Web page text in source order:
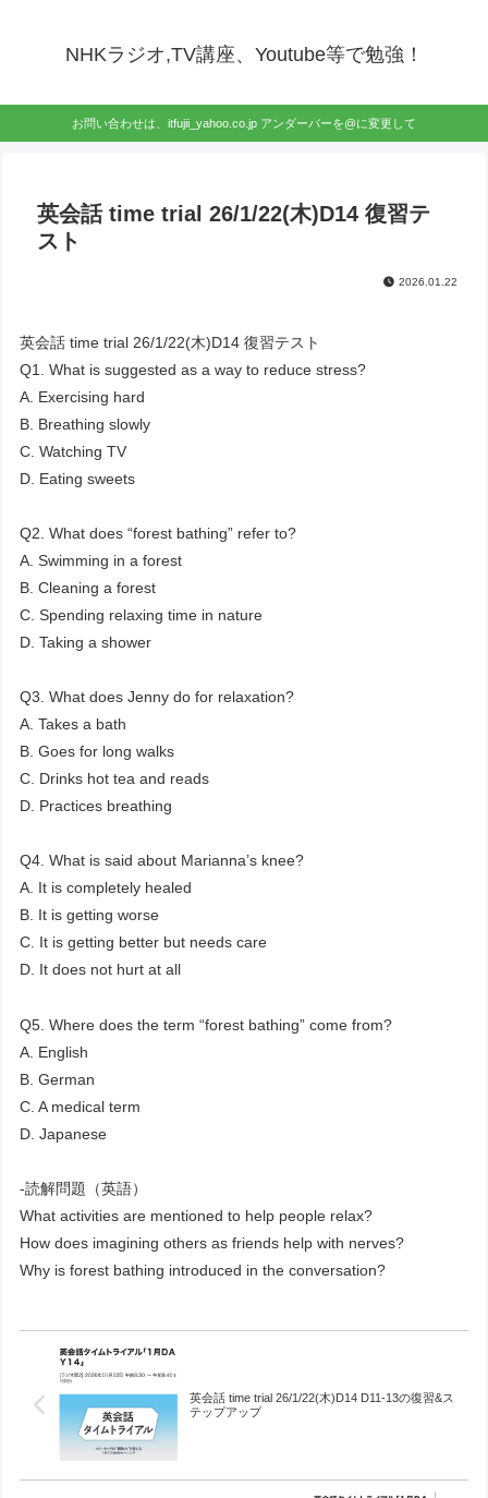
NHKラジオ,TV講座、Youtube等で勉強！
お問い合わせは、itfujii_yahoo.co.jp アンダーバーを@に変更して
英会話 time trial 26/1/22(木)D14 復習テ
スト
2026.01.22
英会話 time trial 26/1/22(木)D14 復習テスト
Q1. What is suggested as a way to reduce stress?
A. Exercising hard
B. Breathing slowly
C. Watching TV
D. Eating sweets
Q2. What does “forest bathing” refer to?
A. Swimming in a forest
B. Cleaning a forest
C. Spending relaxing time in nature
D. Taking a shower
Q3. What does Jenny do for relaxation?
A. Takes a bath
B. Goes for long walks
C. Drinks hot tea and reads
D. Practices breathing
Q4. What is said about Marianna’s knee?
A. It is completely healed
B. It is getting worse
C. It is getting better but needs care
D. It does not hurt at all
Q5. Where does the term “forest bathing” come from?
A. English
B. German
C. A medical term
D. Japanese
-読解問題（英語）
What activities are mentioned to help people relax?
How does imagining others as friends help with nerves?
Why is forest bathing introduced in the conversation?
英会話 time trial 26/1/22(木)D14 D11-13の復習&ス
テップアップ